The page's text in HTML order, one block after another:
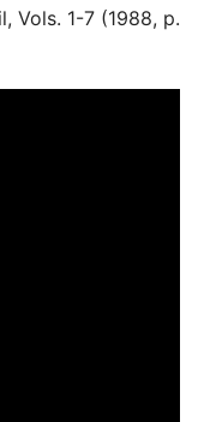
Vols. 1-7 (1988, p.